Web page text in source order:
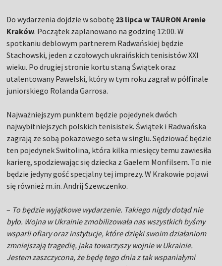
Do wydarzenia dojdzie w sobotę 23 lipca w TAURON Arenie
Kraków. Początek zaplanowano na godzinę 12:00. W
spotkaniu deblowym partnerem Radwańskiej będzie
Stachowski, jeden z czołowych ukraińskich tenisistów XXI
wieku. Po drugiej stronie kortu staną Świątek oraz
utalentowany Pawelski, który w tym roku zagrał w półfinale
juniorskiego Rolanda Garrosa.
Najważniejszym punktem będzie pojedynek dwóch
najwybitniejszych polskich tenisistek. Świątek i Radwańska
zagrają ze sobą pokazowego seta w singlu. Sędziować będzie
ten pojedynek Switolina, która kilka miesięcy temu zawiesiła
karierę, spodziewając się dziecka z Gaelem Monfilsem. To nie
będzie jedyny gość specjalny tej imprezy. W Krakowie pojawi
się również m.in. Andrij Szewczenko.
– To będzie wyjątkowe wydarzenie. Takiego nigdy dotąd nie
było. Wojna w Ukrainie zmobilizowała nas wszystkich byśmy
wsparli ofiary oraz instytucje, które dzięki swoim działaniom
zmniejszają tragedię, jaka towarzyszy wojnie w Ukrainie.
Jestem zaszczycona, że będę tego dnia z tak wspaniałymi